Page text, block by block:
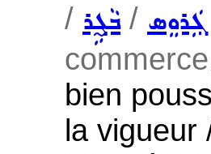
/ ܒܵܓ̰ܹܪ/ ܓܲܪܘܸܣ
bien
la vigueur